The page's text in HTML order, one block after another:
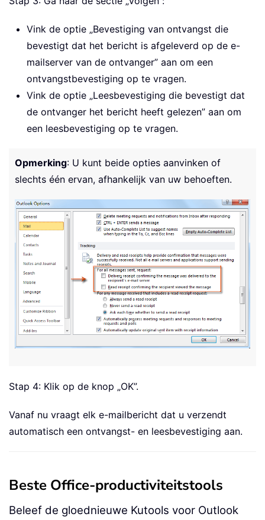
Vink de optie „Bevestiging van ontvangst die
bevestigt dat het bericht is afgeleverd op de e-
mailserver van de ontvanger” aan om een
ontvangstbevestiging op te vragen.
Vink de optie „Leesbevestiging die bevestigt dat
de ontvanger het bericht heeft gelezen” aan om
een leesbevestiging op te vragen.
Opmerking: U kunt beide opties aanvinken of
slechts één ervan, afhankelijk van uw behoeften.
Stap 4: Klik op de knop „OK”.
Vanaf nu vraagt elk e-mailbericht dat u verzendt
automatisch een ontvangst- en leesbevestiging aan.
Beste Office-productiviteitstools
Beleef de gloednieuwe Kutools voor Outlook